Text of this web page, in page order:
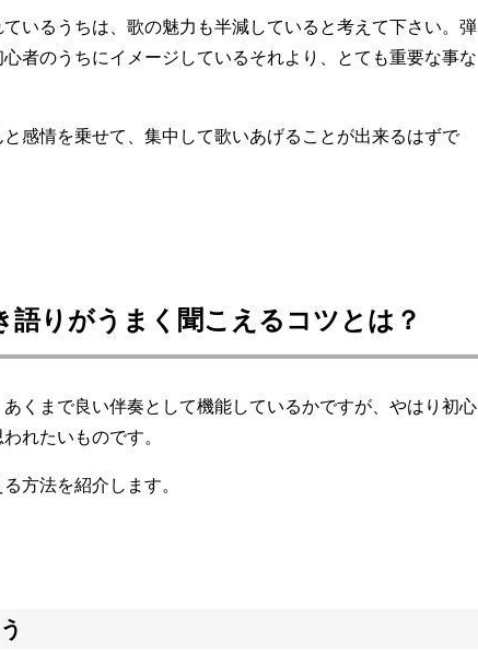
いるうちは、歌の魅力も半減していると考えて下さい。弾
者のうちにイメージしているそれより、とても重要な事な
感情を乗せて、集中して歌いあげることが出来るはずで
語りがうまく聞こえるコツとは？
くまで良い伴奏として機能しているかですが、やはり初心
れたいものです。
方法を紹介します。